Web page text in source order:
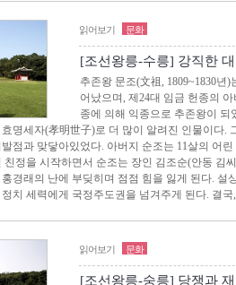
읽어보기 문화
[조선왕릉-수릉] 강직한
추존왕 문조(文祖, 1809~1830년
어났으며, 제24대 임금 헌종의
종에 의해 익종으로 추존왕이 되
명세자(孝明世子)로 더 많이 알려진 인물이다.
점과 맞닿아있었다. 아버지 순조는 11살의 어
친정을 시작하면서 순조는 장인 김조순(안동 김
경래의 난에 부딪히며 점점 힘을 잃게 된다.
치 세력에게 국정주도권을 넘겨주게 된다. 결
읽어보기 문화
[조선왕릉-숭릉] 당쟁과